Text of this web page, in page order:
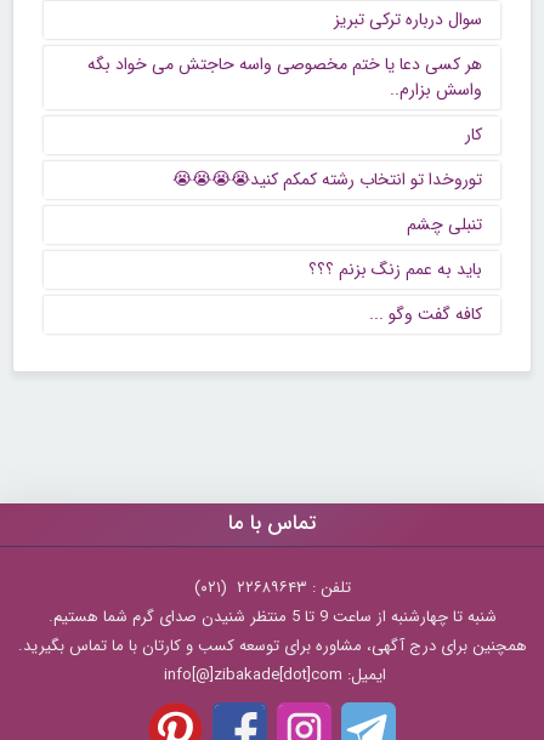
سوال درباره ترکی تبریز
هر کسی دعا یا ختم مخصوصی واسه حاجتش می خواد بگه
واسش بزارم..
کار
توروخدا تو انتخاب رشته کمکم کنید😭😭😭😭
تنبلی چشم
باید به عمم زنگ بزنم ؟؟؟
كافه گفت وگو ...
تماس با ما
تلفن : ۲۲۶۸۹۶۴۳ (۰۲۱)
شنبه تا چهارشنبه از ساعت 9 تا 5 منتظر شنیدن صدای گرم شما هستیم.
همچنین برای درج آگهی، مشاوره برای توسعه کسب و کارتان با ما تماس بگیرید.
ایمیل: info[@]zibakade[dot]com